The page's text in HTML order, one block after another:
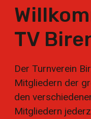
TV
Der Turnverein
Mitgliedern der
den
Mitgliedern